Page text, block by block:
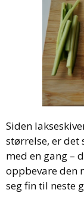
Siden
størrelse, er
med en gang –
oppbevare den
seg fin til neste